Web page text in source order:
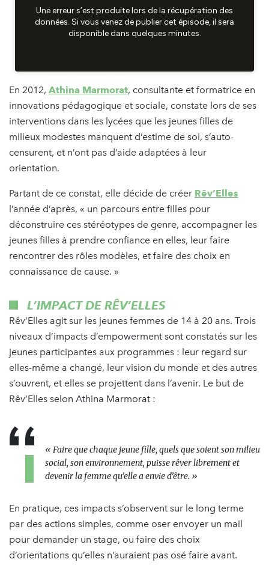
En 2012, Athina Marmorat, consultante et formatrice en
innovations pédagogique et sociale, constate lors de ses
interventions dans les lycées que les jeunes filles de
milieux modestes manquent d’estime de soi, s’auto-
censurent, et n’ont pas d’aide adaptées à leur
orientation.
Partant de ce constat, elle décide de créer Rêv’Elles
l’année d’après, « un parcours entre filles pour
déconstruire ces stéréotypes de genre, accompagner les
jeunes filles à prendre confiance en elles, leur faire
rencontrer des rôles modèles, et faire des choix en
connaissance de cause. »
L’IMPACT DE RÊV’ELLES
Rêv’Elles agit sur les jeunes femmes de 14 à 20 ans. Trois
niveaux d’impacts d’empowerment sont constatés sur les
jeunes participantes aux programmes : leur regard sur
elles-même a changé, leur vision du monde et des autres
s’ouvrent, et elles se projettent dans l’avenir. Le but de
Rêv’Elles selon Athina Marmorat :
« Faire que chaque jeune fille, quels que soient son milieu
social, son environnement, puisse rêver librement et
devenir la femme qu’elle a envie d’être. »
En pratique, ces impacts s’observent sur le long terme
par des actions simples, comme oser envoyer un mail
pour demander un stage, ou faire des choix
d’orientations qu’elles n’auraient pas osé faire avant.